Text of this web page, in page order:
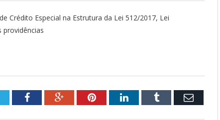
Crédito Especial na Estrutura da Lei 512/2017, Lei
providências
FacebookGoogle+PinterestLinkedInTumblr Email